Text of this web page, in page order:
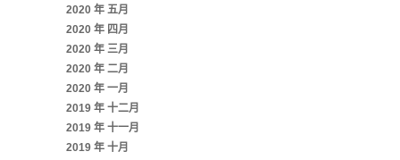
2020 年 五月
2020 年 四月
2020 年 三月
2020 年 二月
2020 年 一月
2019 年 十二月
2019 年 十一月
2019 年 十月